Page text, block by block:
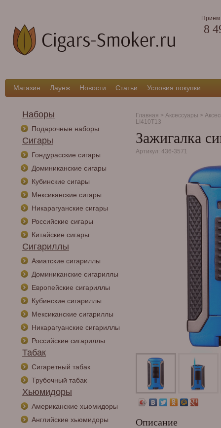
Прием
8
Магазин Лаунж Новости Статьи Условия покупки
Наборы
Подарочные наборы
Сигары
Гондурасские сигары
Доминиканские сигары
Кубинские сигары
Мексиканские сигары
Никарагуанские сигары
Российские сигары
Китайские сигары
Сигариллы
Азиатские сигариллы
Доминиканские сигариллы
Европейские сигариллы
Кубинские сигариллы
Мексиканские сигариллы
Никарагуанские сигариллы
Российские сигариллы
Табак
Сигаретный табак
Трубочный табак
Хьюмидоры
Американские хьюмидоры
Английские хьюмидоры
Главная > Аксессуары >
LI410T13
Зажигалка
Артикул: 436-3571
Описание